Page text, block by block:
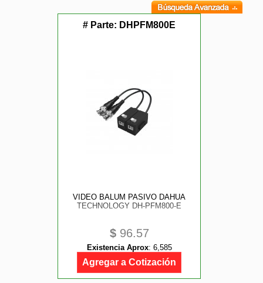
# Parte: DHPFM800E
VIDEO BALUM PASIVO DAHUA
TECHNOLOGY DH-PFM800-E
$96.57
Existencia Aprox: 6,585
Agregar a Cotización